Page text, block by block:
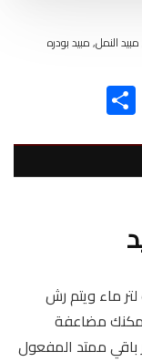
G
m
ail
h
ar
e
ماء ويتم رش
مضاعفة
باقي ممتد المفعول